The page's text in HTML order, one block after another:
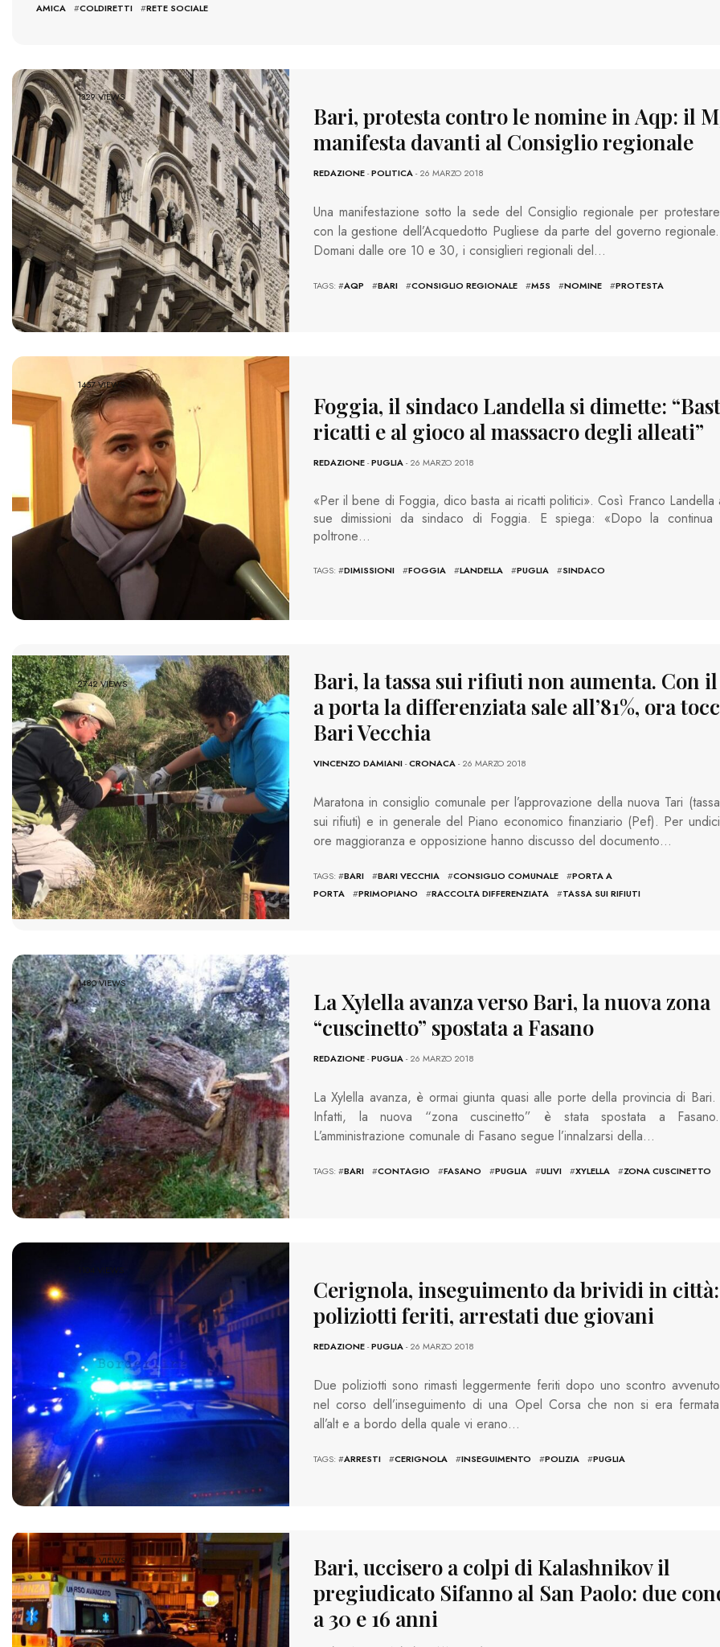
AMICA
#COLDIRETTI #RETE SOCIALE
1329 VIEWS
Bari, protesta contro le nomine in Aqp: il
manifesta davanti al Consiglio regionale
REDAZIONE-POLITICA- 26 MARZO 2018
Una manifestazione sotto la sede del Consiglio regionale per protestare
con la gestione dell’Acquedotto Pugliese da parte del governo regionale.
Domani dalle ore 10 e 30, i consiglieri regionali del…
TAGS: #AQP #BARI #CONSIGLIO REGIONALE #M5S #NOMINE #PROTESTA
1457 VIEWS
Foggia, il sindaco Landella si dimette:
ricatti e al gioco al massacro degli alleati”
REDAZIONE-PUGLIA- 26 MARZO 2018
«Per il bene di Foggia, dico basta ai ricatti politici». Così Franco Landella
sue dimissioni da sindaco di Foggia. E spiega: «Dopo la continua
poltrone…
TAGS: #DIMISSIONI #FOGGIA #LANDELLA #PUGLIA #SINDACO
2742 VIEWS
Bari, la tassa sui rifiuti non aumenta. Con
a porta la differenziata sale all’81%, ora
Bari Vecchia
VINCENZO DAMIANI-CRONACA- 26 MARZO 2018
Maratona in consiglio comunale per l’approvazione della nuova Tari (tassa
sui rifiuti) e in generale del Piano economico finanziario (Pef). Per undici
ore maggioranza e opposizione hanno discusso del documento…
TAGS: #BARI #BARI VECCHIA #CONSIGLIO COMUNALE #PORTA A
PORTA
#PRIMOPIANO #RACCOLTA DIFFERENZIATA #TASSA SUI RIFIUTI
1480 VIEWS
La Xylella avanza verso Bari, la nuova zona
“cuscinetto” spostata a Fasano
REDAZIONE-PUGLIA- 26 MARZO 2018
La Xylella avanza, è ormai giunta quasi alle porte della provincia di Bari.
Infatti, la nuova “zona cuscinetto” è stata spostata a Fasano.
L’amministrazione comunale di Fasano segue l’innalzarsi della…
TAGS: #BARI #CONTAGIO #FASANO #PUGLIA #ULIVI #XYLELLA #ZONA CUSCINETTO
1104 VIEWS
Cerignola, inseguimento da brividi in
poliziotti feriti, arrestati due giovani
REDAZIONE-PUGLIA- 26 MARZO 2018
Due poliziotti sono rimasti leggermente feriti dopo uno scontro avvenuto
nel corso dell’inseguimento di una Opel Corsa che non si era fermata
all’alt e a bordo della quale vi erano…
TAGS: #ARRESTI #CERIGNOLA #INSEGUIMENTO #POLIZIA #PUGLIA
6607 VIEWS
Bari, uccisero a colpi di Kalashnikov il
pregiudicato Sifanno al San Paolo: due
a 30 e 16 anni